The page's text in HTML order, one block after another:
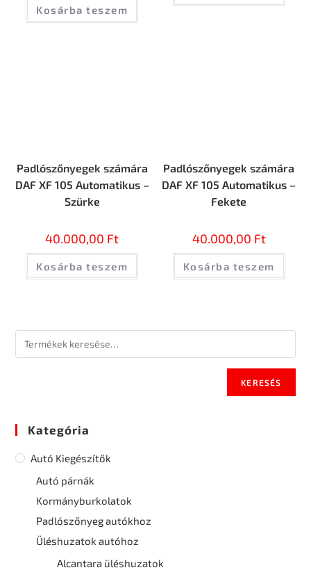
Kosárba teszem
Padlószőnyegek számára
DAF XF 105 Automatikus –
Szürke
40.000,00 Ft
Kosárba teszem
Padlószőnyegek számára
DAF XF 105 Automatikus –
Fekete
40.000,00 Ft
Kosárba teszem
KERESÉS
Kategória
Autó Kiegészítők
Autó párnák
Kormányburkolatok
Padlószőnyeg autókhoz
Üléshuzatok autóhoz
Alcantara üléshuzatok